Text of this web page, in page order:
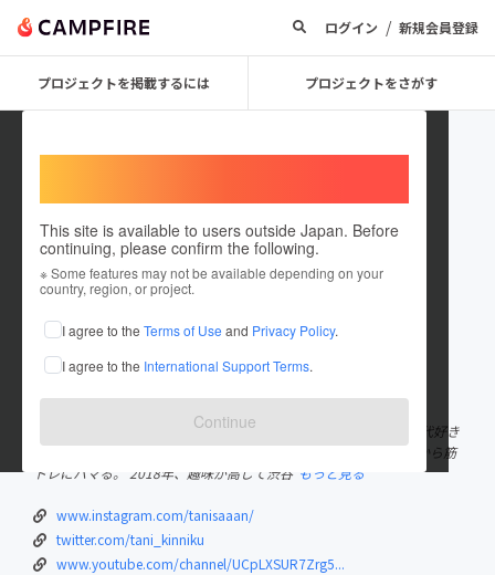
ログイン / 新規会員登録
プロジェクトを掲載するには プロジェクトをさがす
This site is available to users outside Japan. Before
continuing, please confirm the following.
※ Some features may not be available depending on your
country, region, or project.
I agree to the Terms of Use and Privacy Policy.
I agree to the International Support Terms.
Continue
naototanigawa
これまでに29回支援して2件のプロジェクトを投稿しています
在住国：日本 現在地：東京都
出身国：日本 出身地：東京都
1991年東京出身。5歳から大学卒業まで水泳にのめ込む。 現役時代好き
だった筋トレを社会人なってから再開し、カラダが変わる楽しさから筋
トレにハマる。 2018年、趣味が高じて渋谷 もっと見る
www.instagram.com/tanisaaan/
twitter.com/tani_kinniku
www.youtube.com/channel/UCpLXSUR7Zrg5...